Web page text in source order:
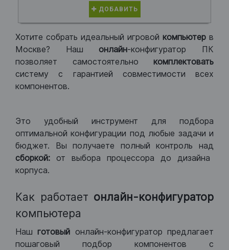
ДОБАВИТЬ
Хотите собрать идеальный игровой компьютер в
Москве? Нашонлайн-конфигуратор ПК
позволяет самостоятельно комплектовать
систему с гарантией совместимости всех
компонентов.
Это удобный инструмент для подбора
оптимальной конфигурации под любые задачи и
бюджет. Вы получаете полный контроль над
сборкой: от выбора процессора до дизайна
корпуса.
Как работает онлайн-конфигуратор
компьютера
Нашготовый онлайн-конфигуратор предлагает
пошаговый подбор компонентов с